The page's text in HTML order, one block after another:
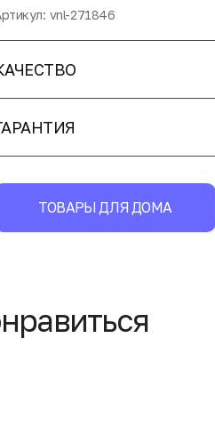
vnl-271846
ТОВАРЫ ДЛЯ ДОМА